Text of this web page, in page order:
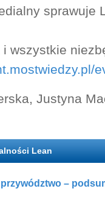
sprawuje
i wszystkie
Justyna
Lean
–